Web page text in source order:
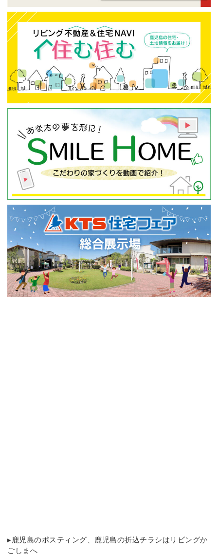
▸ 鹿児島のポスティング 、鹿児島の折込チラシはリビングか
ごしまへ